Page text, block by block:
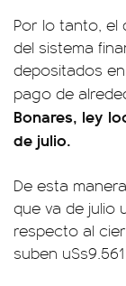
Por lo tanto, el
del sistema
depositados
pago de
Bonares, ley
de julio.
De esta
que va de julio
respecto al
suben